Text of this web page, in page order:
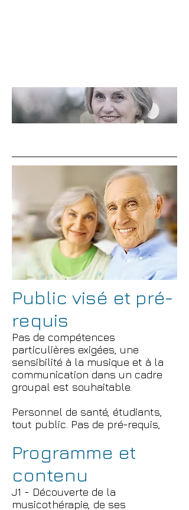
Public visé et pré-
requis
Pas de compétences
particulières exigées, une
sensibilité à la musique et à la
communication dans un cadre
groupal est souhaitable.
Personnel de santé, étudiants,
tout public. Pas de pré-requis,
Programme et
contenu
J1 - Découverte de la
musicothérapie, de ses